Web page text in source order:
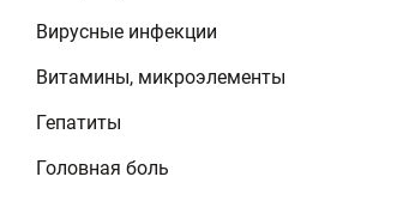
Вирусные инфекции
Витамины, микроэлементы
Гепатиты
Головная боль